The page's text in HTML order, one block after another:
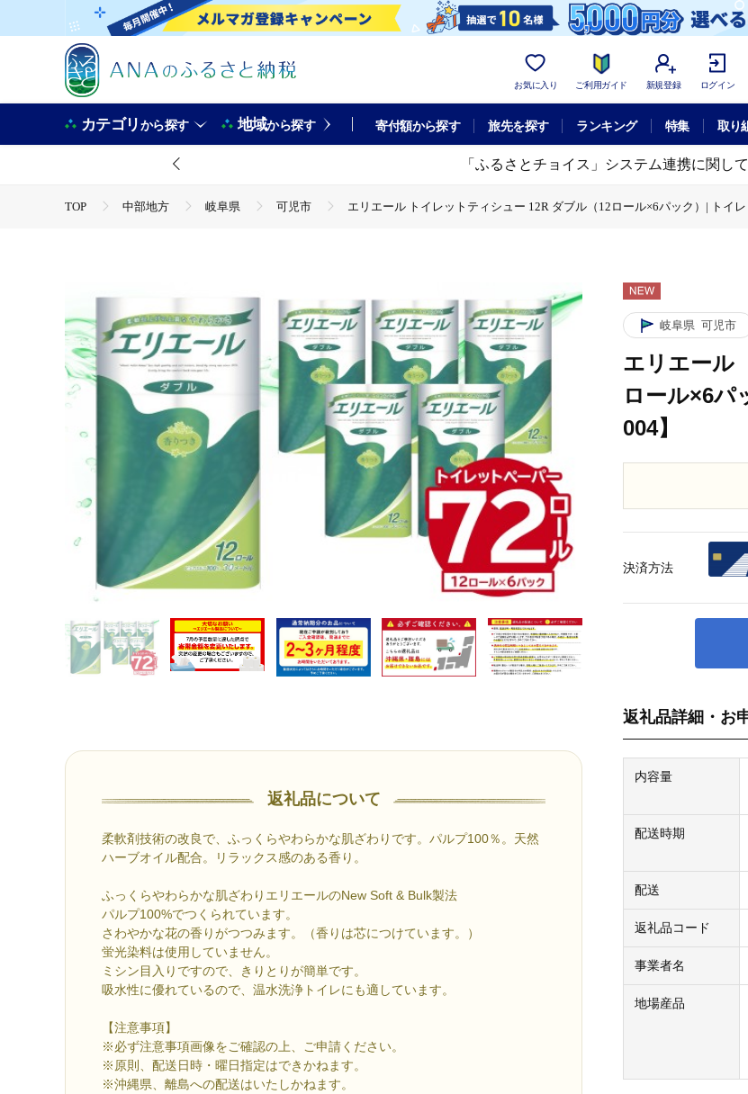
お気に入り ご利用ガイド 新規登録 ログイン
カテゴリから探す 地域から探す 寄付額から探す 旅先を探す ランキング 特集 取り
「ふるさとチョイス」システム連携に関して
TOP 中部地方 岐阜県 可児市 エリエール トイレットティシュー 12R ダブル（12ロール×6パック）| トイレ
返礼品について
柔軟剤技術の改良で、ふっくらやわらかな肌ざわりです。パルプ100％。天然
ハーブオイル配合。リラックス感のある香り。
ふっくらやわらかな肌ざわりエリエールのNew Soft & Bulk製法
パルプ100%でつくられています。
さわやかな花の香りがつつみます。（香りは芯につけています。）
蛍光染料は使用していません。
ミシン目入りですので、きりとりが簡単です。
吸水性に優れているので、温水洗浄トイレにも適しています。
【注意事項】
※必ず注意事項画像をご確認の上、ご申請ください。
※原則、配送日時・曜日指定はできかねます。
※沖縄県、離島への配送はいたしかねます。
岐阜県 可児市
エリエール
ロール×6パ
004】
返礼品詳細・お
内容量
配送時期
配送
返礼品コード
事業者名
地場産品
決済方法